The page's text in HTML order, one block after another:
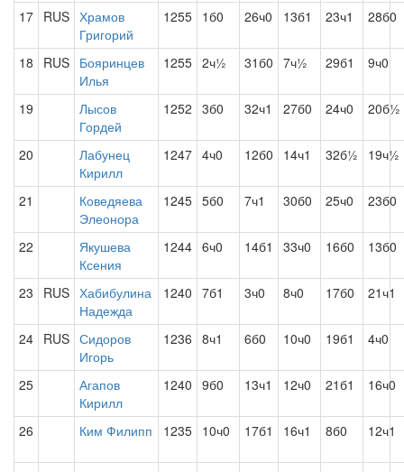
17 RUS Храмов
Григорий
1255 1б0 26ч0 13б1 23ч1 28б0
18 RUS Бояринцев
Илья
1255 2ч½ 31б0 7ч½ 29б1 9ч0
19
Лысов
Гордей
1252 3б0 32ч1 27б0 24ч0 20б½
20
Лабунец
Кирилл
1247 4ч0 12б0 14ч1 32б½ 19ч½
21
Коведяева
Элеонора
1245 5б0 7ч1 30б0 25ч0 23б0
22
Якушева
Ксения
1244 6ч0 14б1 33ч0 16б0 13б0
23 RUS Хабибулина
Надежда
1240 7б1 3ч0 8ч0 17б0 21ч1
24 RUS Сидоров
Игорь
1236 8ч1 6б0 10ч0 19б1 4ч0
25
Агапов
Кирилл
1240 9б0 13ч1 12ч0 21б1 16ч0
26 Ким Филипп 1235 10ч0 17б1 16ч1 8б0 12ч1